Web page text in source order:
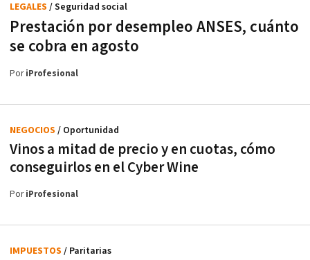
Prestación por desempleo ANSES, cuánto
se cobra en agosto
LEGALES / Seguridad social
PoriProfesional
Vinos a mitad de precio y en cuotas, cómo
conseguirlos en el Cyber Wine
NEGOCIOS / Oportunidad
PoriProfesional
IMPUESTOS / Paritarias